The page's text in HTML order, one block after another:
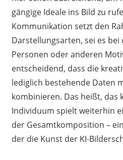
gängige Ideale ins Bild zu
Kommunikation setzt den
Darstellungsarten, sei es
Personen oder anderen
entscheidend, dass die
lediglich bestehende Daten
kombinieren. Das heißt, das
Individuum spielt weiterhin
der Gesamtkomposition –
der die Kunst der KI-